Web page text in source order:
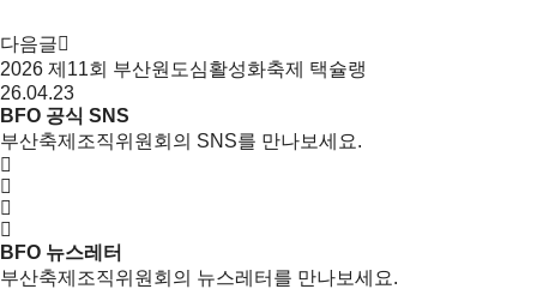
다음글
2026 제11회 부산원도심활성화축제 택슐랭
26.04.23
BFO 공식 SNS
부산축제조직위원회의 SNS를 만나보세요.
BFO 뉴스레터
부산축제조직위원회의 뉴스레터를 만나보세요.